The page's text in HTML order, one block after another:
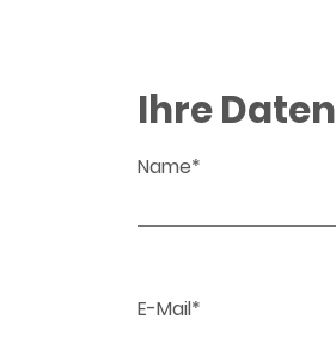
Ihre Daten
Name*
E-Mail*